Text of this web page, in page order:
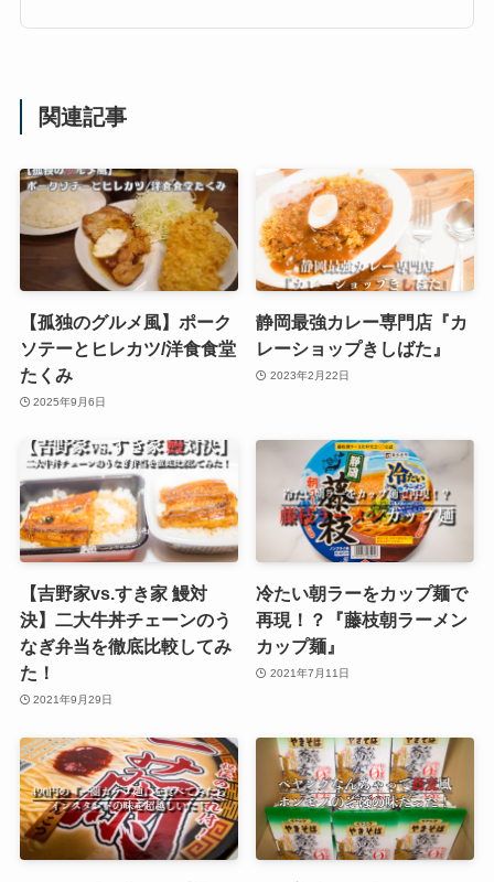
関連記事
【孤独のグルメ風】ポーク
ソテーとヒレカツ/洋食食堂
たくみ
2025年9月6日
静岡最強カレー専門店『カ
レーショップきしばた』
2023年2月22日
【吉野家vs.すき家 鰻対
決】二大牛丼チェーンのう
なぎ弁当を徹底比較してみ
た！
2021年9月29日
冷たい朝ラーをカップ麺で
再現！？『藤枝朝ラーメン
カップ麺』
2021年7月11日